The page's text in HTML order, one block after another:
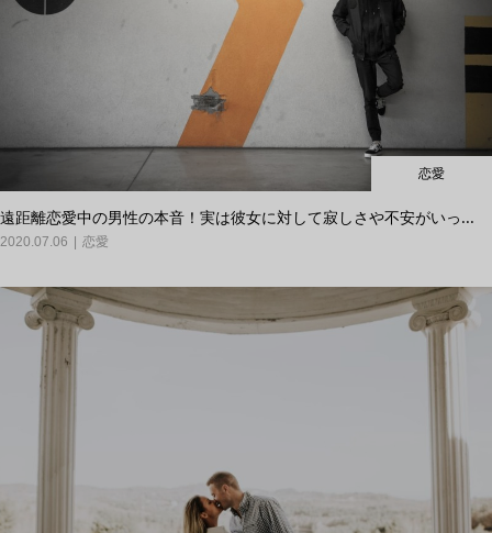
恋愛
遠距離恋愛中の男性の本音！実は彼女に対して寂しさや不安がいっ...
2020.07.06 恋愛